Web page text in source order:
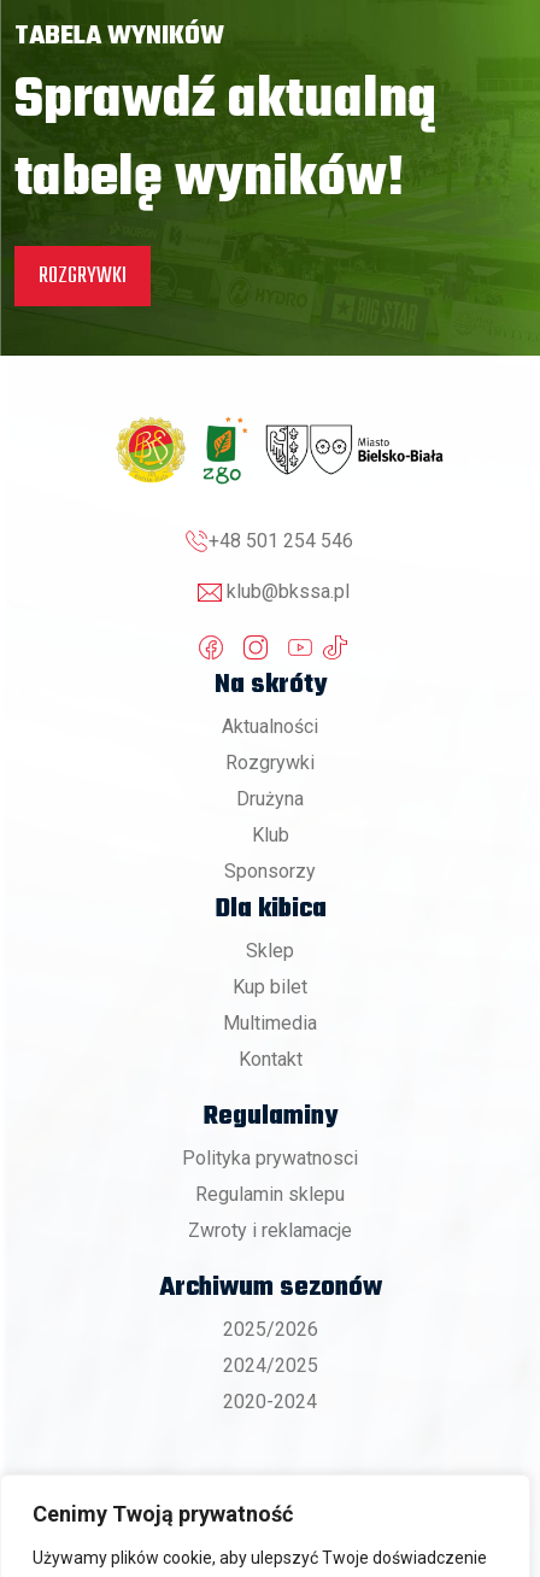
Cenimy Twoją prywatność
Używamy plików cookie, aby ulepszyć Twoje doświadczenie
TABELA WYNIKÓW
Sprawdź aktualną
tabelę wyników!
ROZGRYWKI
+48 501 254 546
klub@bkssa.pl
Na skróty
Aktualności
Rozgrywki
Drużyna
Klub
Sponsorzy
Dla kibica
Sklep
Kup bilet
Multimedia
Kontakt
Regulaminy
Polityka prywatnosci
Regulamin sklepu
Zwroty i reklamacje
Archiwum sezonów
2025/2026
2024/2025
2020-2024
Copyright 2026 © BKS ZGO Bielsko-Biała.